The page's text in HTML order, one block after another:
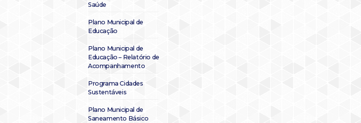
Saúde
Plano Municipal de
Educação
Plano Municipal de
Educação – Relatório de
Acompanhamento
Programa Cidades
Sustentáveis
Plano Municipal de
Saneamento Básico